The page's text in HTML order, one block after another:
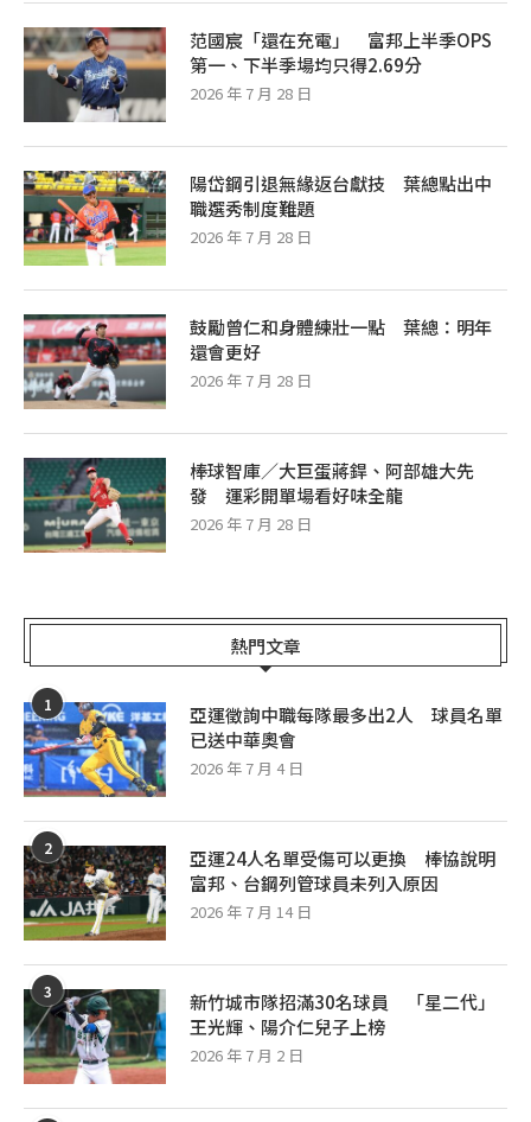
范國宸「還在充電」 富邦上半季OPS
第一、下半季場均只得2.69分
2026 年 7 月 28 日
陽岱鋼引退無緣返台獻技 葉總點出中
職選秀制度難題
2026 年 7 月 28 日
鼓勵曾仁和身體練壯一點 葉總：明年
還會更好
2026 年 7 月 28 日
棒球智庫／大巨蛋蔣銲、阿部雄大先
發 運彩開單場看好味全龍
2026 年 7 月 28 日
熱門文章
1
亞運徵詢中職每隊最多出2人 球員名單
已送中華奧會
2026 年 7 月 4 日
2
亞運24人名單受傷可以更換 棒協說明
富邦、台鋼列管球員未列入原因
2026 年 7 月 14 日
3
新竹城市隊招滿30名球員 「星二代」
王光輝、陽介仁兒子上榜
2026 年 7 月 2 日